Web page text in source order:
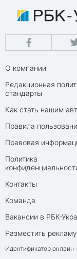
О компании
Редакционная
стандарты
Как стать нашим
Правила
Правовая
Политика
Контакты
Команда
Вакансии в РБК-
Разместить рекламу
Идентификатор